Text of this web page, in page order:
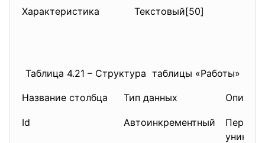
Характеристика Текстовый[50]
Таблица 4.21 – Структура таблицы «Работы»
Название столбца Тип данных
Id Автоинкрементный